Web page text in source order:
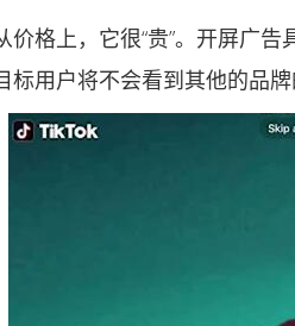
格上，它很“贵”。开屏广告
标用户将不会看到其他的品牌